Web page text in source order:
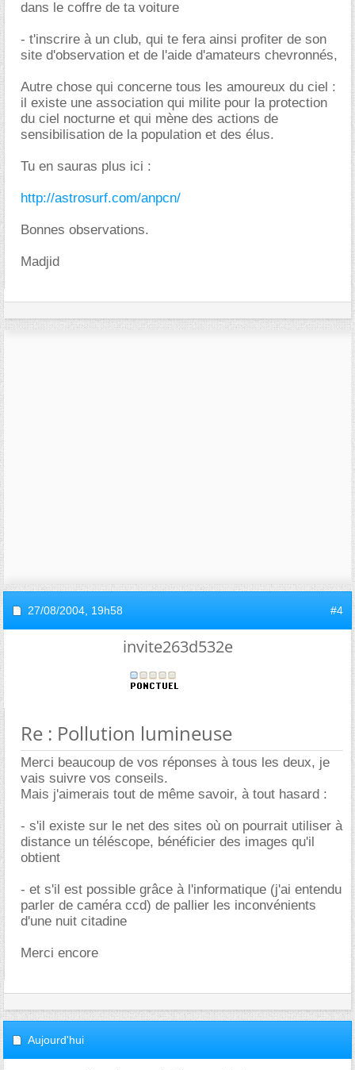
dans le coffre de ta voiture
- t'inscrire à un club, qui te fera ainsi profiter de son
site d'observation et de l'aide d'amateurs chevronnés,
Autre chose qui concerne tous les amoureux du ciel :
il existe une association qui milite pour la protection
du ciel nocturne et qui mène des actions de
sensibilisation de la population et des élus.
Tu en sauras plus ici :
http://astrosurf.com/anpcn/
Bonnes observations.
Madjid
27/08/2004, 19h58 #4
invite263d532e
Re : Pollution lumineuse
Merci beaucoup de vos réponses à tous les deux, je
vais suivre vos conseils.
Mais j'aimerais tout de même savoir, à tout hasard :
- s'il existe sur le net des sites où on pourrait utiliser à
distance un téléscope, bénéficier des images qu'il
obtient
- et s'il est possible grâce à l'informatique (j'ai entendu
parler de caméra ccd) de pallier les inconvénients
d'une nuit citadine
Merci encore
Aujourd'hui